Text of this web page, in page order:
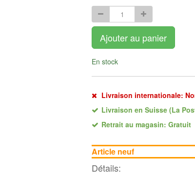
Ajouter au panier
En stock
Livraison internationale:
Livraison en Suisse (La
Retrait au magasin: Gratuit
Article neuf
Détails: